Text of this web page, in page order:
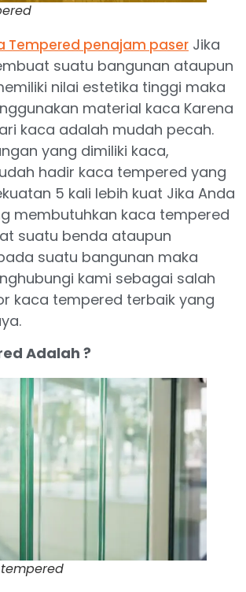
Tempered penajam paser Jika
suatu bangunan ataupun
nilai estetika tinggi maka
material kaca Karena
kaca adalah mudah pecah.
yang dimiliki kaca,
hadir kaca tempered yang
5 kali lebih kuat Jika Anda
membutuhkan kaca tempered
suatu benda ataupun
suatu bangunan maka
kami sebagai salah
kaca tempered terbaik yang
Adalah ?